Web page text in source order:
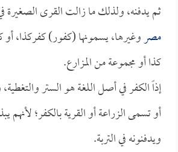
ثم يدفنه، ولذلك ما زالت القرى الصغيرة
مصروغيرها، يسمونها (كفور) كفركذا،
كذا أو مجموعة من المزارع.
إذاً الكفر في أصل اللغة هو الستر
أو تسمى الزراعة أو القرية بالكفر؛ لأنهم
ويدفنونه في التربة.